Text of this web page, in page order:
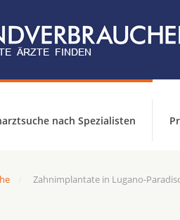
nach Spezialisten
Zahnimplantate in Lugano-